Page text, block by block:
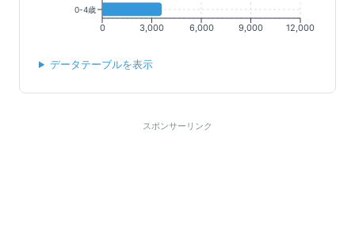
0 3,000 6,000 9,000 12,000
0-4歳
データテーブルを表示
スポンサーリンク